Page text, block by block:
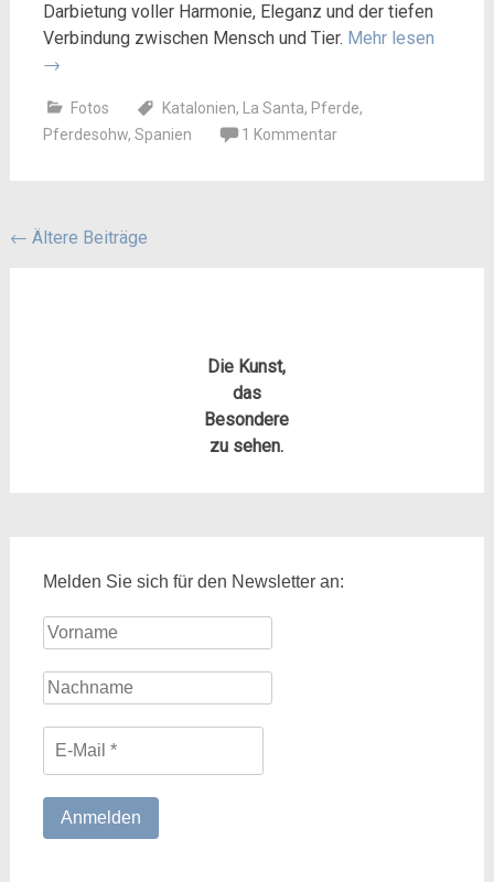
Darbietung voller Harmonie, Eleganz und der tiefen
Verbindung zwischen Mensch und Tier. Mehr lesen
→
Fotos Katalonien, La Santa, Pferde,
Pferdesohw, Spanien 1 Kommentar
Beitragsnavigation
← Ältere Beiträge
Die Kunst,
das
Besondere
zu sehen.
Melden Sie sich für den Newsletter an: